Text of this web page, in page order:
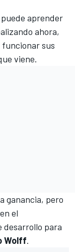
aprender
ahora,
sus
viene.
ganancia, pero
el
desarrollo para
Wolff.